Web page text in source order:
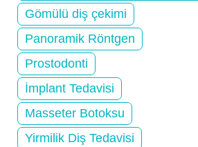
Gömülü diş çekimi
Panoramik Röntgen
Prostodonti
İmplant Tedavisi
Masseter Botoksu
Yirmilik Diş Tedavisi